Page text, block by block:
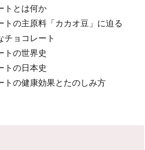
トとは何か
トの主原料「カカオ豆」に迫る
チョコレート
トの世界史
トの日本史
トの健康効果とたのしみ方